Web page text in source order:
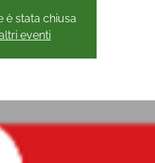
è stata chiusa
eventi